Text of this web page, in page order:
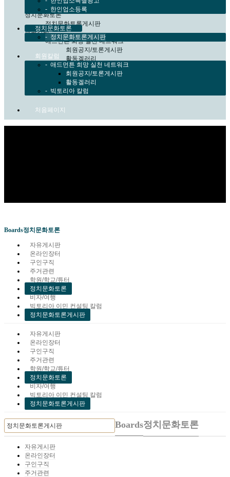
한인업소등록
정치문화토론
정치문화토론게시판
회원칼럼
애드먼튼 희망 실천 네트워크
회원공지/토론게시판
활동겔러리
빅토리아 칼럼
- 한인업소등록
정치문화토론
- 정치문화토론게시판
회원칼럼
- 애드먼튼 희망 실천 네트워크
회원공지/토론게시판
활동겔러리
- 빅토리아 칼럼
처음페이지
Boards정치문화토론
자유게시판
온라인장터
구인구직
주거관련
학원/학교/튜터
정치문화토론
비자/여행
빅토리아 이민 컨설팅 칼럼
정치문화토론게시판
자유게시판
온라인장터
구인구직
주거관련
학원/학교/튜터
정치문화토론
비자/여행
빅토리아 이민 컨설팅 칼럼
정치문화토론게시판
Boards정치문화토론
자유게시판
온라인장터
구인구직
주거관련